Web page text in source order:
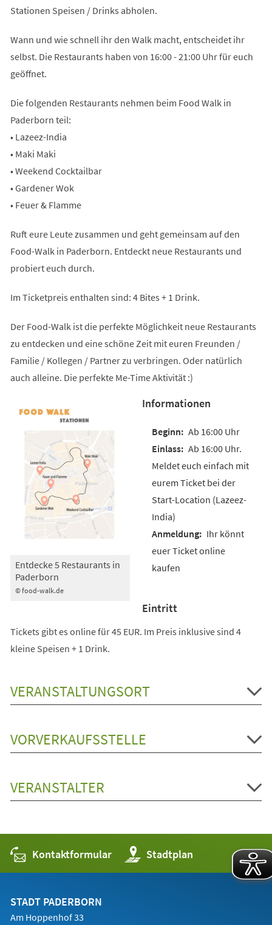
Stationen Speisen / Drinks abholen.
Wann und wie schnell ihr den Walk macht, entscheidet ihr
selbst. Die Restaurants haben von 16:00 - 21:00 Uhr für euch
geöffnet.
Die folgenden Restaurants nehmen beim Food Walk in
Paderborn teil:
• Lazeez-India
• Maki Maki
• Weekend Cocktailbar
• Gardener Wok
• Feuer & Flamme
Ruft eure Leute zusammen und geht gemeinsam auf den
Food-Walk in Paderborn. Entdeckt neue Restaurants und
probiert euch durch.
Im Ticketpreis enthalten sind: 4 Bites + 1 Drink.
Der Food-Walk ist die perfekte Möglichkeit neue Restaurants
zu entdecken und eine schöne Zeit mit euren Freunden /
Familie / Kollegen / Partner zu verbringen. Oder natürlich
auch alleine. Die perfekte Me-Time Aktivität :)
© food-walk.de
Entdecke 5 Restaurants in
Paderborn
Informationen
Ab 16:00 Uhr
Ab 16:00 Uhr.
Meldet euch einfach mit
eurem Ticket bei der
Start-Location (Lazeez-
India)
Ihr könnt
euer Ticket online
kaufen
Eintritt
Tickets gibt es online für 45 EUR. Im Preis inklusive sind 4
kleine Speisen + 1 Drink.
VERANSTALTUNGSORT
VORVERKAUFSSTELLE
VERANSTALTER
Kontaktformular Stadtplan
(Öffnet
in
einem
STADT PADERBORN
Am Hoppenhof 33